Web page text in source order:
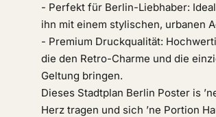
- Perfekt für Berlin-Liebhaber:
ihn mit einem stylischen, urbanen
- Premium Druckqualität:
die den Retro-Charme und die
Geltung bringen.
Dieses Stadtplan Berlin Poster is
Herz tragen und sich ’ne Portion